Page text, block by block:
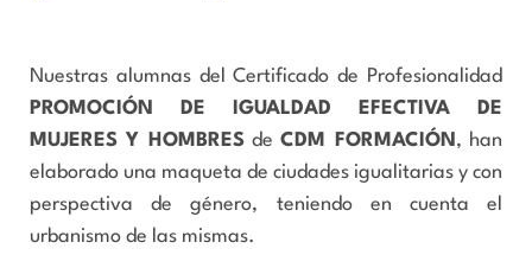
Nuestras alumnas del Certificado de Profesionalidad
PROMOCIÓN DE IGUALDAD EFECTIVA DE
MUJERES Y HOMBRESdeCDM FORMACIÓN , han
elaborado una maqueta de ciudades igualitarias y con
perspectiva de género, teniendo en cuenta el
urbanismo de las mismas.